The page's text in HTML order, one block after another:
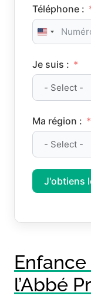
Téléphone :
United
Je suis :
Ma région :
J'obtiens
l’Abbé